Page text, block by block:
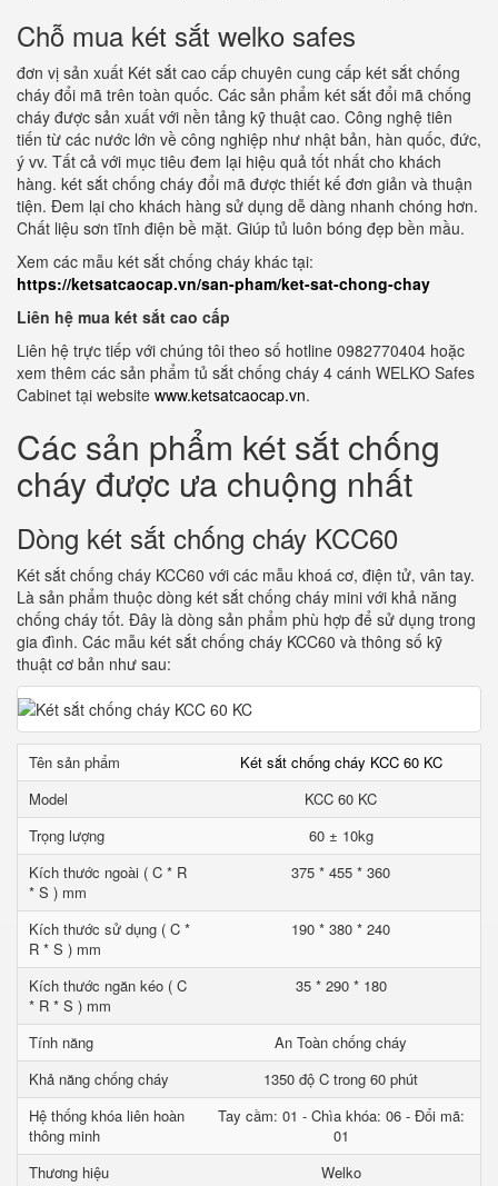
Chỗ mua két sắt welko safes
đơn vị sản xuất Két sắt cao cấp chuyên cung cấp két sắt chống
cháy đổi mã trên toàn quốc. Các sản phẩm két sắt đổi mã chống
cháy được sản xuất với nền tảng kỹ thuật cao. Công nghệ tiên
tiến từ các nước lớn về công nghiệp như nhật bản, hàn quốc, đức,
ý vv. Tất cả với mục tiêu đem lại hiệu quả tốt nhất cho khách
hàng. két sắt chống cháy đổi mã được thiết kế đơn giản và thuận
tiện. Đem lại cho khách hàng sử dụng dễ dàng nhanh chóng hơn.
Chất liệu sơn tĩnh điện bề mặt. Giúp tủ luôn bóng đẹp bền mầu.
Xem các mẫu két sắt chống cháy khác tại:
https://ketsatcaocap.vn/san-pham/ket-sat-chong-chay
Liên hệ mua két sắt cao cấp
Liên hệ trực tiếp với chúng tôi theo số hotline 0982770404 hoặc
xem thêm các sản phẩm tủ sắt chống cháy 4 cánh WELKO Safes
Cabinet tại website www.ketsatcaocap.vn.
Các sản phẩm két sắt chống
cháy được ưa chuộng nhất
Dòng két sắt chống cháy KCC60
Két sắt chống cháy KCC60 với các mẫu khoá cơ, điện tử, vân tay.
Là sản phẩm thuộc dòng két sắt chống cháy mini với khả năng
chống cháy tốt. Đây là dòng sản phẩm phù hợp để sử dụng trong
gia đình. Các mẫu két sắt chống cháy KCC60 và thông số kỹ
thuật cơ bản như sau:
Tên sản phẩm
Két sắt chống cháy KCC 60 KC
Model
KCC 60 KC
Trọng lượng
60 ± 10kg
Kích thước ngoài ( C * R
* S ) mm
375 * 455 * 360
Kích thước sử dụng ( C *
R * S ) mm
190 * 380 * 240
Kích thước ngăn kéo ( C
* R * S ) mm
35 * 290 * 180
Tính năng
An Toàn chống cháy
Khả năng chống cháy
1350 độ C trong 60 phút
Hệ thống khóa liên hoàn
thông minh
Tay cầm: 01 - Chìa khóa: 06 - Đổi mã:
01
Thương hiệu
Welko